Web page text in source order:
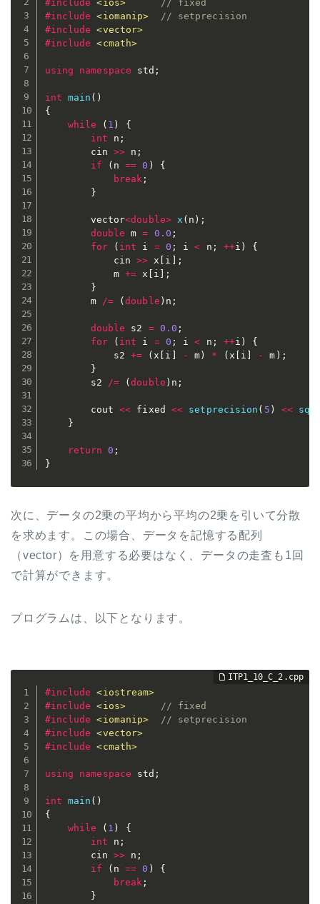
#include <ios>
// fixed
#include <iomanip>
// setprecision
#include
<vector>
#include <cmath>
using namespace std ;
int main ( )
{
while
( 1 )
{
int n ;
		cin
>> n ;
if
( n == 0 )
{
break ;
}
		vector
<double> x ( n ) ;
double m = 0.0 ;
for
( int i = 0 ; i < n ; ++i )
{
			cin
>> x i
;
			m
+= x i
;
}
		m
/= (double ) n ;
double s2 = 0.0 ;
for
( int i = 0 ; i < n ; ++i )
{
			s2
+= ( x i - m ) * ( x i - m ) ;
}
		s2
/= (double ) n ;
		cout
<< fixed << setprecision ( 5 ) <<
}
return 0 ;
}
次に、データの2乗の平均から平均の2乗を引いて分散
を求めます。この場合、データを記憶する配列
（vector）を用意する必要はなく、データの走査も1回
で計算ができます。
プログラムは、以下となります。
#include
<iostream>
#include <ios>
// fixed
#include <iomanip>
// setprecision
#include
<vector>
#include <cmath>
using namespace std ;
int main ( )
{
while
( 1 )
{
int n ;
		cin
>> n ;
if
( n == 0 )
{
break ;
}